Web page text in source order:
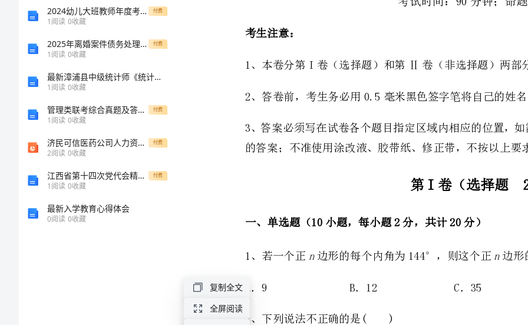
2024幼儿大班教师年度考核工作总结 付费
1阅读 0收藏
2025年离婚案件债务处理协议样本 付费
1阅读 0收藏
最新漳浦县中级统计师《统计基础知识理论及相关知识》高分通关卷含解析
1阅读 0收藏
管理类联考综合真题及答案解析.pdf样稿 付费
1阅读 0收藏
济民可信医药公司人力资源规划及员工职业生涯体系设计报告 付费
2阅读 0收藏
江西省第十四次党代会精神专题研讨会心得体会 付费
1阅读 0收藏
最新入学教育心得体会
0阅读 0收藏
的答案；不准使用涂改液、胶带纸、修正带，不按以上要求作答的答案无效。
第I卷（选择题20分）
一、单选题（10小题，每小题2分，共计20分）
nn 1、若一个正边形的每个内角为144°，则这个正边形的所有对角线的条数是（）
A．三角形的中线在三角形的内部
B．三角形的角平分线在三角形的内部
复制全文
全屏阅读